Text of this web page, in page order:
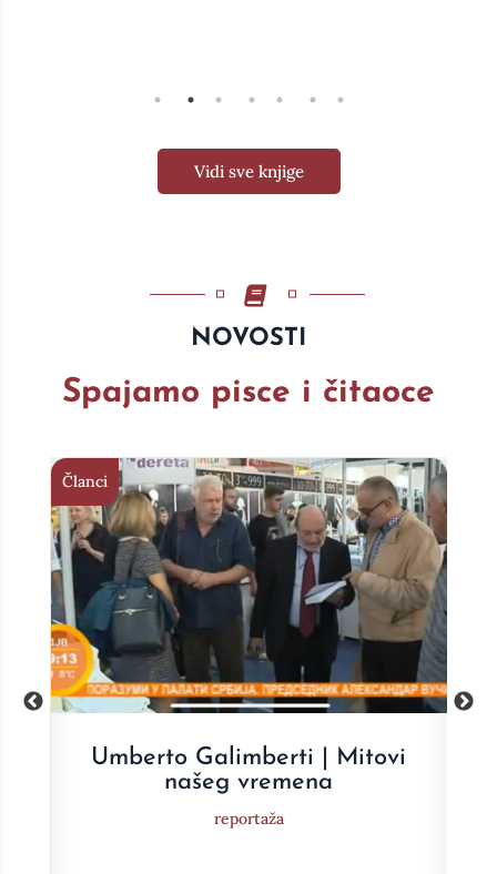
Vidi sve knjige
NOVOSTI
Spajamo pisce i čitaoce
Članci
Dragan Prole | Jednakost
nejednakog
Intervju